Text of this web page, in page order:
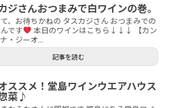
ジさんおつまみで白ワインの巻。
、お待ちかねの タスカジさん おつまみでの
です
本日のワインはこちら↓↓↓ 【カン
・ジーオ...
記事を読む
ススメ！堂島ワインウエアハウス
菜♪